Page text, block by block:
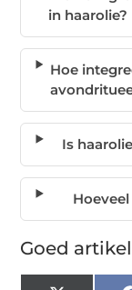
in haarolie?
Hoe
Is
Goed